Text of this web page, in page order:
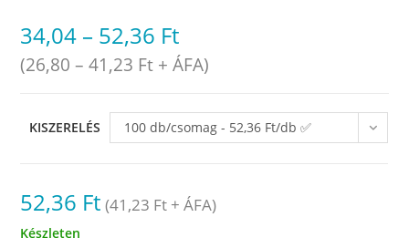
34,04 – 52,36 Ft
(26,80–41,23 Ft + ÁFA)
KISZERELÉS
100 db/csomag - 52,36 Ft/db ✅
52,36 Ft (41,23 Ft + ÁFA)
Készleten